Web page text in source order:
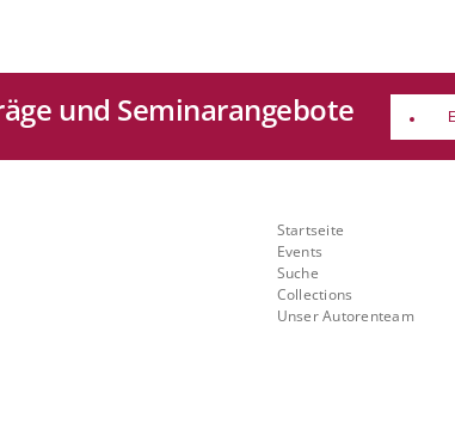
und Seminarangebote
email
Startseite
Events
Suche
Collections
Unser Autorenteam